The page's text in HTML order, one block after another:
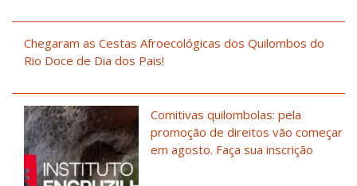
Chegaram as Cestas Afroecológicas dos Quilombos do
Rio Doce de Dia dos Pais!
Comitivas quilombolas: pela
promoção de direitos vão começar
em agosto. Faça sua inscrição